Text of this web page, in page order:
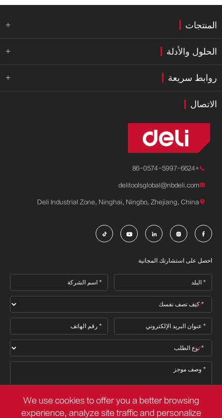
المنتجات 
الحلول والأدلة 
روابط سريعة 
الاتصال

+86-0574-5997-6624

delitoolsglobal@nbdeli.com

Deli Industrial Zone, Ninghai, Ningbo, Zhejiang, China





احصل على استشارتك المجانية
We use cookies to offer you a better browsing
experience, analyze site traffic and personalize